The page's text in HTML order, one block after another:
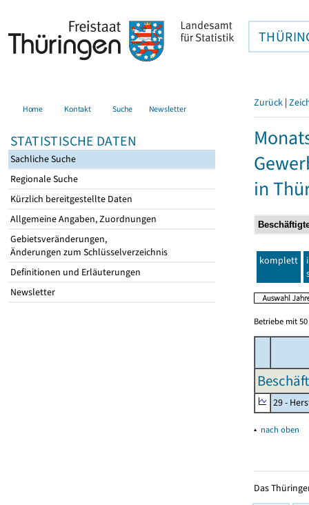
Home Kontakt Suche Newsletter
STATISTISCHE DATEN
Sachliche Suche
Regionale Suche
Kürzlich bereitgestellte Daten
Allgemeine Angaben, Zuordnungen
Gebietsveränderungen,
Änderungen zum Schlüsselverzeichnis
Definitionen und Erläuterungen
Newsletter
Zurück |
in
komplett
Betriebe mit
29 -
▴ nach oben
Das